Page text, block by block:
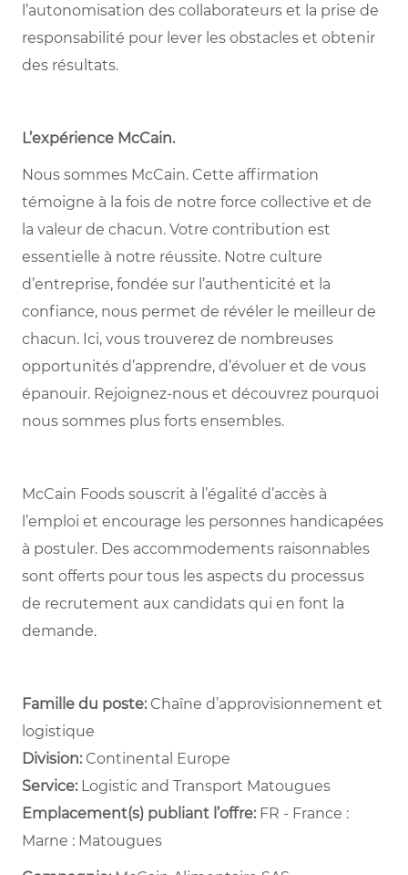
l’autonomisation des collaborateurs et la prise de
responsabilité pour lever les obstacles et obtenir
des résultats.
L’expérience McCain.
Nous sommes McCain. Cette affirmation
témoigne à la fois de notre force collective et de
la valeur de chacun. Votre contribution est
essentielle à notre réussite. Notre culture
d’entreprise, fondée sur l’authenticité et la
confiance, nous permet de révéler le meilleur de
chacun. Ici, vous trouverez de nombreuses
opportunités d’apprendre, d’évoluer et de vous
épanouir. Rejoignez-nous et découvrez pourquoi
nous sommes plus forts ensembles.
McCain Foods souscrit à l’égalité d’accès à
l’emploi et encourage les personnes handicapées
à postuler. Des accommodements raisonnables
sont offerts pour tous les aspects du processus
de recrutement aux candidats qui en font la
demande.
Famille du poste: Chaîne d’approvisionnement et
logistique
Division: Continental Europe
Service: ​ Logistic and Transport Matougues ​
Emplacement(s) publiant l’offre:FR - France :
Marne : Matougues